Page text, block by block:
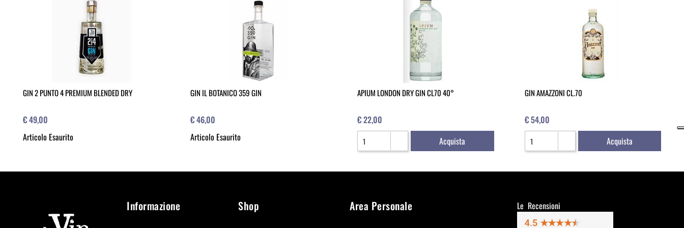
GIN 2 PUNTO 4 PREMIUM BLENDED DRY
€ 49,00
Articolo Esaurito
GIN IL BOTANICO 359 GIN
€ 46,00
Articolo Esaurito
APIUM LONDON DRY GIN CL70 40°
€ 22,00
Quantità
Acquista
GIN AMAZZONI CL.70
€ 54,00
Quantità
Acquista
Informazione Shop Area Personale Le Recensioni